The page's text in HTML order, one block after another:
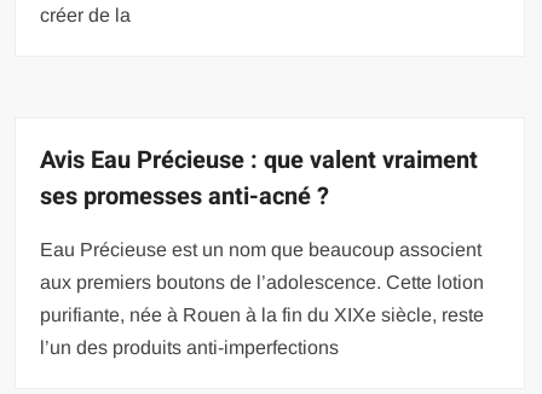
créer de la
Avis Eau Précieuse : que valent vraiment
ses promesses anti-acné ?
Eau Précieuse est un nom que beaucoup associent
aux premiers boutons de l’adolescence. Cette lotion
purifiante, née à Rouen à la fin du XIXe siècle, reste
l’un des produits anti-imperfections